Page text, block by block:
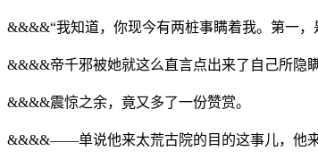
&&&&“我知道，你现今有两桩事瞒着我。第一
&&&&帝千邪被她就这么直言点出来了自己所隐
&&&&震惊之余，竟又多了一份赞赏。
&&&&——单说他来太荒古院的目的这事儿，他来